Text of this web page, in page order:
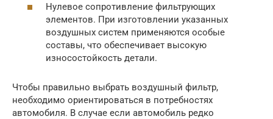
Нулевое сопротивление фильтрующих
элементов. При изготовлении указанных
воздушных систем применяются особые
составы, что обеспечивает высокую
износостойкость детали.
Чтобы правильно выбрать воздушный фильтр,
необходимо ориентироваться в потребностях
автомобиля. В случае если автомобиль редко